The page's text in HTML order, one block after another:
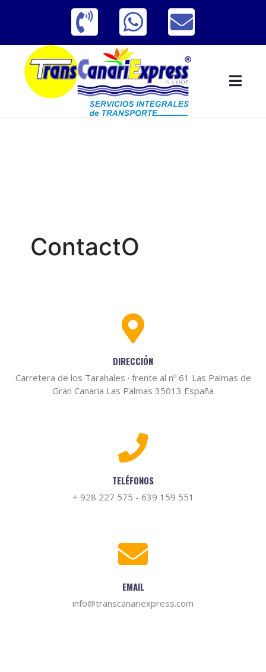
ContactO
DIRECCIÓN
Carretera de los Tarahales · frente al nº 61 Las Palmas de
Gran Canaria Las Palmas 35013 España
TELÉFONOS
+ 928 227 575 - 639 159 551
EMAIL
info@transcanariexpress.com